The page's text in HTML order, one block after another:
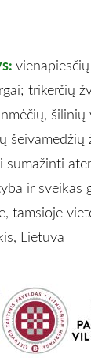
trikerčių
šilinių
šeivamedžių
ir sveikas
tamsioje
Lietuva